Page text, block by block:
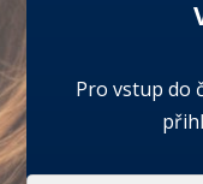
Pro vstup do